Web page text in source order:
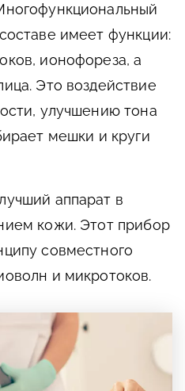
имеет функции:
ионофореза, а
Это воздействие
улучшению тона
мешки и круги
лучший аппарат в
кожи. Этот прибор
совместного
и микротоков.